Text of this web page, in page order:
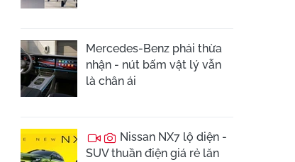
Mercedes-Benz phải thừa
nhận - nút bấm vật lý vẫn
là chân ái
Nissan NX7 lộ diện -
SUV thuần điện giá rẻ lăn